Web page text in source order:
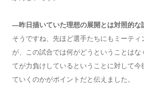
―昨日描いていた理想の展開とは対照的な
そうですね、先ほど選手たちにもミーティ
が、この試合では何がどうということはな
てが力負けしているということに対して今
ていくのかがポイントだと伝えました。